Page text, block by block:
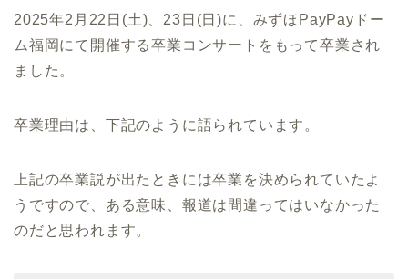
2025年2⽉22⽇(土)、23⽇(日)に、みずほPayPayドー
ム福岡にて開催する卒業コンサートをもって卒業され
ました。
卒業理由は、下記のように語られています。
上記の卒業説が出たときには卒業を決められていたよ
うですので、ある意味、報道は間違ってはいなかった
のだと思われます。